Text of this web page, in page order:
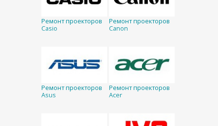
Ремонт проекторов
Casio
Ремонт проекторов
Canon
Ремонт проекторов
Asus
Ремонт проекторов
Acer